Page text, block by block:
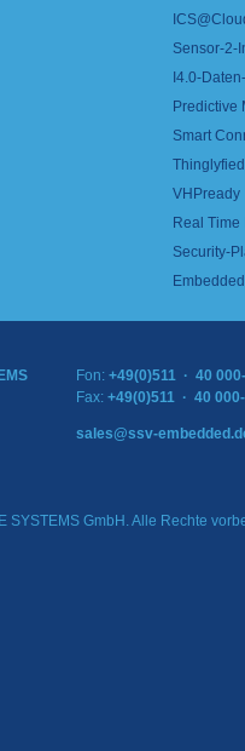
Sensor-2-
I4.0-
Predictive
Smart
VHPready
Real
Security-
Fon: +49(0)511 · 40
Fax: +49(0)511 · 40
sales@ssv-
SYSTEMS GmbH. Alle Rechte